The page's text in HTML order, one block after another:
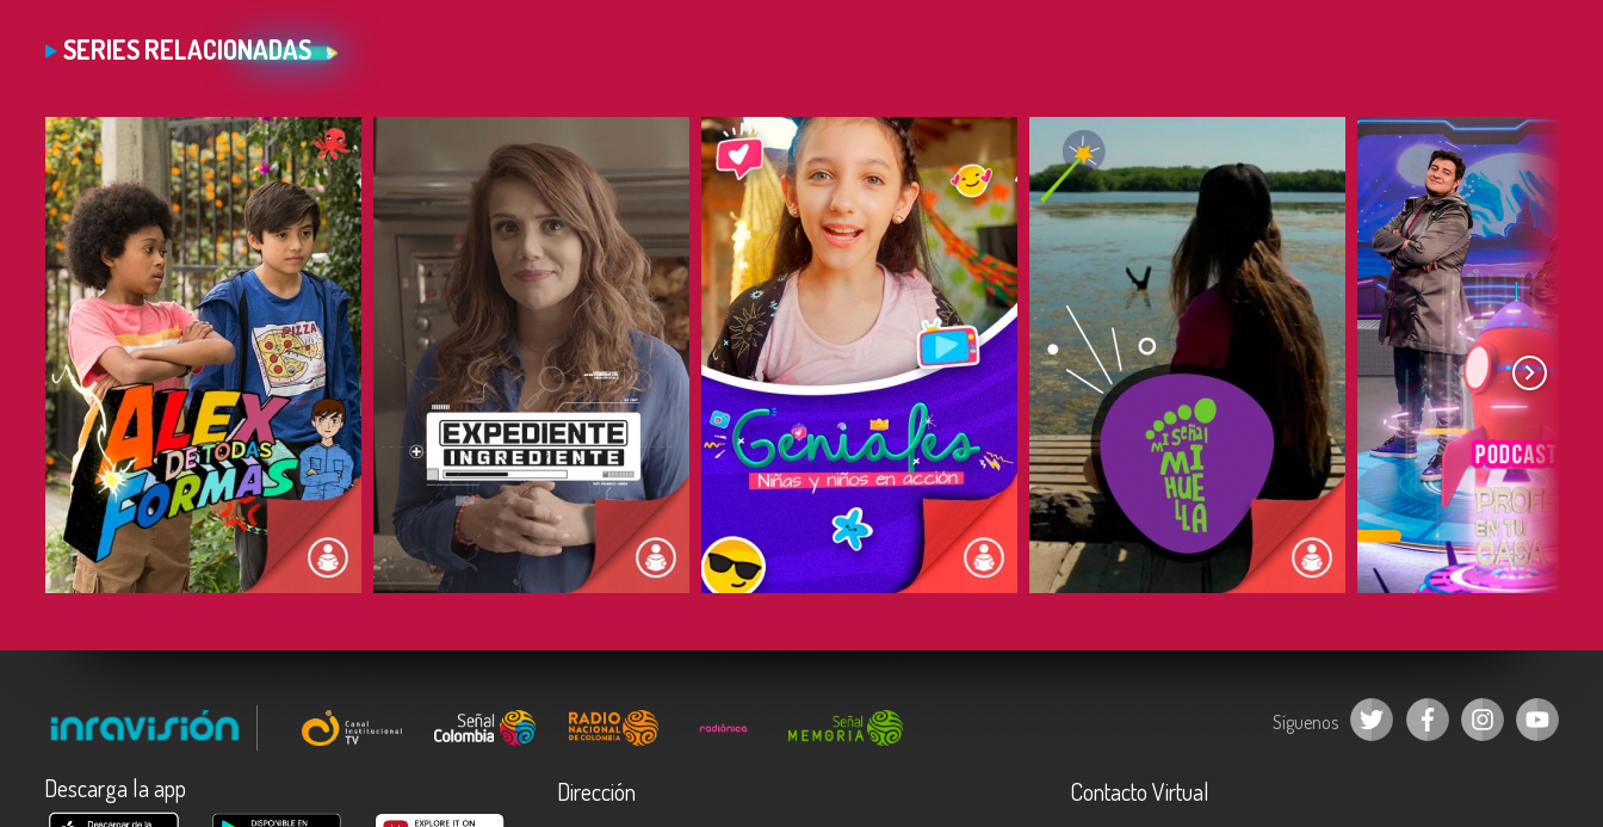
SERIES RELACIONADAS
COMPARTIR COMPARTIR COMPARTIR COMPARTIR COMPARTIR
Síguenos
Descarga la app Dirección Contacto Virtual